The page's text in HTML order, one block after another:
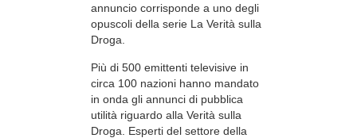
annuncio corrisponde a uno degli
opuscoli della serie La Verità sulla
Droga.
Più di 500 emittenti televisive in
circa 100 nazioni hanno mandato
in onda gli annunci di pubblica
utilità riguardo alla Verità sulla
Droga. Esperti del settore della